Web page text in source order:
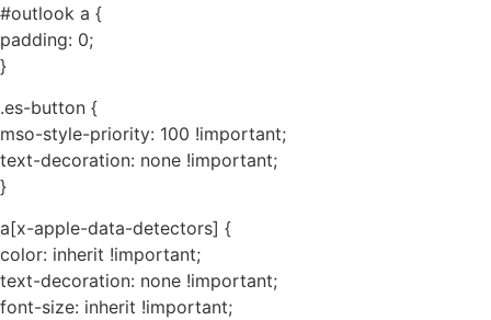
#outlook a {
padding: 0;
}
.es-button {
mso-style-priority: 100 !important;
text-decoration: none !important;
}
a[x-apple-data-detectors] {
color: inherit !important;
text-decoration: none !important;
font-size: inherit !important;